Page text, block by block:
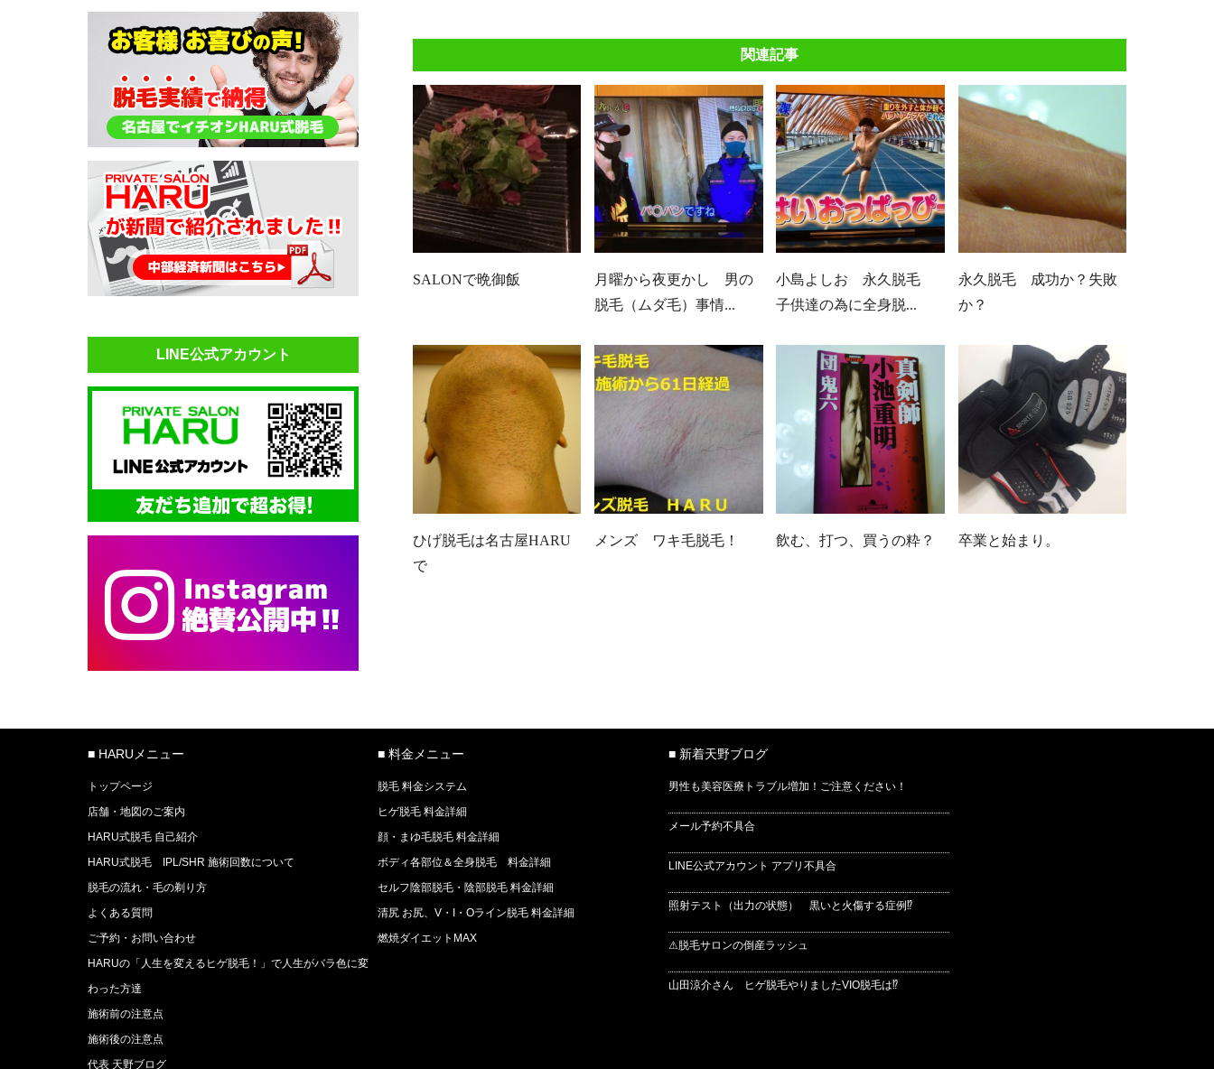
関連記事
SALONで晩御飯
月曜から夜更かし 男の
脱毛（ムダ毛）事情...
小島よしお 永久脱毛
子供達の為に全身脱...
永久脱毛 成功か？失敗
か？
ひげ脱毛は名古屋HARU
で
メンズ ワキ毛脱毛！ 飲む、打つ、買うの粋？ 卒業と始まり。
LINE公式アカウント
■ HARUメニュー
トップページ
店舗・地図のご案内
HARU式脱毛 自己紹介
HARU式脱毛 IPL/SHR 施術回数について
脱毛の流れ・毛の剃り方
よくある質問
ご予約・お問い合わせ
HARUの「人生を変えるヒゲ脱毛！」で人生がバラ色に変
わった方達
施術前の注意点
施術後の注意点
代表 天野ブログ
■ 料金メニュー
脱毛 料金システム
ヒゲ脱毛 料金詳細
顔・まゆ毛脱毛 料金詳細
ボディ各部位＆全身脱毛 料金詳細
セルフ陰部脱毛・陰部脱毛 料金詳細
清尻 お尻、V・I・Oライン脱毛 料金詳細
燃焼ダイエットMAX
■ 新着天野ブログ
男性も美容医療トラブル増加！ご注意ください！
メール予約不具合
LINE公式アカウント アプリ不具合
照射テスト（出力の状態） 黒いと火傷する症例⁉
⚠脱毛サロンの倒産ラッシュ
山田涼介さん ヒゲ脱毛やりましたVIO脱毛は⁉